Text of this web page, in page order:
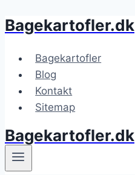
Fortsæt
indhold
Bagekartofler.dk
Bagekartofler
Blog
Kontakt
Sitemap
Bagekartofler.dk